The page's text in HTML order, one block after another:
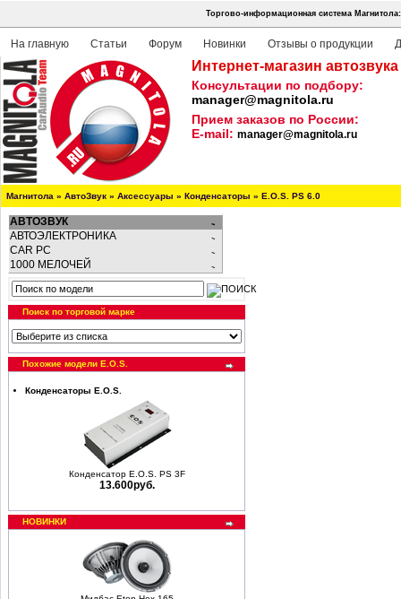
Торгово-информационная система
На главную Статьи Форум Новинки Отзывы о продукции
Интернет-магазин
Консультации по подбору:
manager@magnitola.ru
Прием заказов по России:
E-mail: manager@magnitola.ru
Магнитола » АвтоЗвук » Аксессуары » Конденсаторы » E.O.S. PS 6.0
АВТОЗВУК
АВТОЭЛЕКТРОНИКА
CAR PC
1000 МЕЛОЧЕЙ
Поиск по торговой марке
Похожие модели E.O.S.
Конденсаторы E.O.S.
Конденсатор E.O.S. PS 3F
13.600руб.
НОВИНКИ